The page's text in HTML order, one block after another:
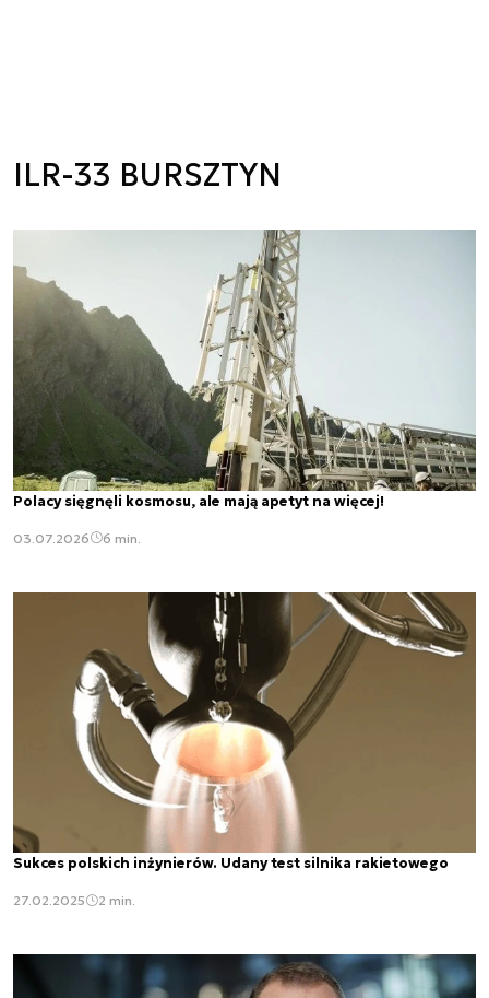
ILR-33 BURSZTYN
Polacy sięgnęli kosmosu, ale mają apetyt na więcej!
03.07.2026 6 min.
Sukces polskich inżynierów. Udany test silnika rakietowego
27.02.2025 2 min.